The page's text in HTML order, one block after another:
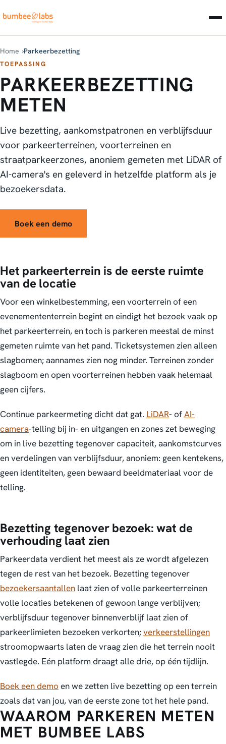
Home Parkeerbezetting
TOEPASSING
PARKEERBEZETTING
METEN
Live bezetting, aankomstpatronen en verblijfsduur
voor parkeerterreinen, voorterreinen en
straatparkeerzones, anoniem gemeten met LiDAR of
AI-camera's en geleverd in hetzelfde platform als je
bezoekersdata.
Boek een demo
Het parkeerterrein is de eerste ruimte
van de locatie
Voor een winkelbestemming, een voorterrein of een
evenemententerrein begint en eindigt het bezoek vaak op
het parkeerterrein, en toch is parkeren meestal de minst
gemeten ruimte van het pand. Ticketsystemen zien alleen
slagbomen; aannames zien nog minder. Terreinen zonder
slagboom en open voorterreinen hebben vaak helemaal
geen cijfers.
Continue parkeermeting dicht dat gat. LiDAR- ofAI-
camera-telling bij in- en uitgangen en zones zet beweging
om in live bezetting tegenover capaciteit, aankomstcurves
en verdelingen van verblijfsduur, anoniem: geen kentekens,
geen identiteiten, geen bewaard beeldmateriaal voor de
telling.
Bezetting tegenover bezoek: wat de
verhouding laat zien
Parkeerdata verdient het meest als ze wordt afgelezen
tegen de rest van het bezoek. Bezetting tegenover
bezoekersaantallen laat zien of volle parkeerterreinen
volle locaties betekenen of gewoon lange verblijven;
verblijfsduur tegenover binnenverblijf laat zien of
parkeerlimieten bezoeken verkorten;verkeerstellingen
stroomopwaarts laten de vraag zien die het terrein nooit
vastlegde. Eén platform draagt alle drie, op één tijdlijn.
Boek een demo en we zetten live bezetting op een terrein
zoals dat van jou, van de eerste zone tot het hele pand.
WAAROM PARKEREN METEN
MET BUMBEE LABS